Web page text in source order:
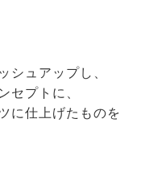
シュアップし、
セプトに、
に仕上げたものを